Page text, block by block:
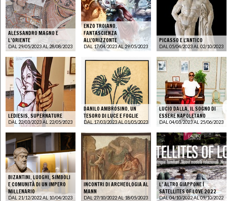
ALESSANDRO MAGNO E
L’ORIENTE
DAL 29/05/2023 AL 28/08/2023
ENZO TROIANO.
FANTASCIENZA
ALL'ORIZZONTE
DAL 17/04/2023 AL 29/05/2023
PICASSO E L'ANTICO
DAL 05/04/2023 AL 02/10/2023
LEDIESIS. SUPERNATURE
DAL 22/03/2023 AL 22/05/2023
DANILO AMBROSINO. UN
TESORO DI LUCE E FOGLIE
DAL 17/03/2023 AL 01/05/2023
LUCIO DALLA. IL SOGNO DI
ESSERE NAPOLETANO
DAL 04/03/2023 AL 25/06/2023
BIZANTINI. LUOGHI, SIMBOLI
E COMUNITÀ DI UN IMPERO
MILLENARIO
DAL 21/12/2022 AL 10/04/2023
INCONTRI DI ARCHEOLOGIA AL
MANN
DAL 27/10/2022 AL 18/05/2023
L’ ALTRO GIAPPONE |
SATELLITES OF LOVE 2022
DAL 04/10/2022 AL 09/10/2022